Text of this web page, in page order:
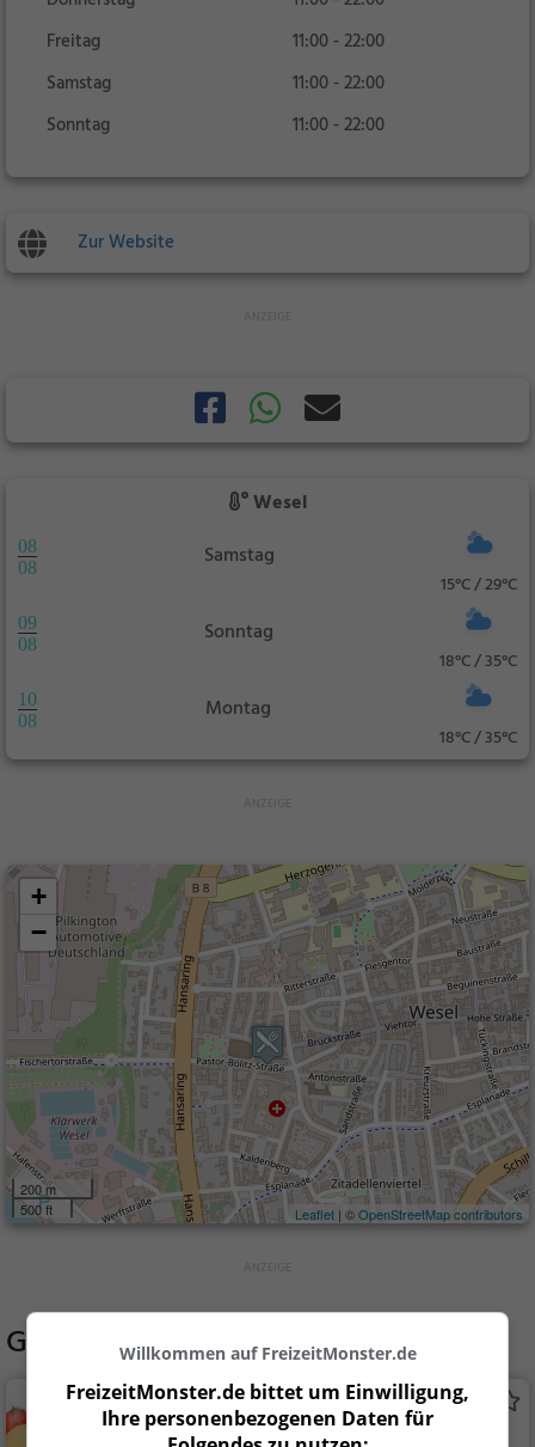
Freitag
11:00 - 22:00
Samstag
11:00 - 22:00
Sonntag
11:00 - 22:00
Zur Website
Wesel
08
08
Samstag
15°C / 29°C
09
08
Sonntag
18°C / 35°C
10
08
Montag
18°C / 35°C
+
−
200 m
500 ft
Leaflet | ©OpenStreetMap contributors
Gaststätten in der Nähe vonHellas
La Gondola
Eiscafé / Eisdiele in Wesel
Willkommen auf FreizeitMonster.de
FreizeitMonster.de bittet um Einwilligung,
Ihre personenbezogenen Daten für